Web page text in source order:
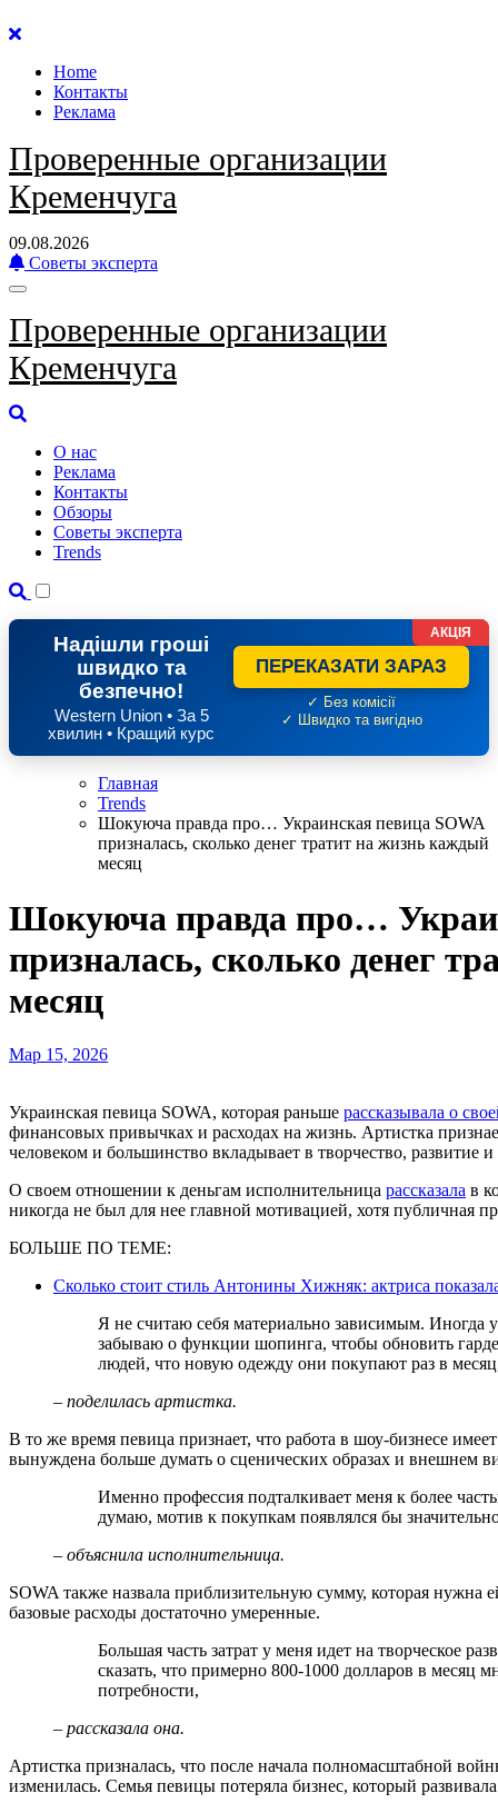
Перейти
содержанию
Home
Контакты
Реклама
Проверенные организации
Кременчуга
09.08.2026
Советы эксперта
Проверенные организации
Кременчуга
О нас
Реклама
Контакты
Обзоры
Советы эксперта
Trends
Надішли гроші
швидко та
безпечно!
Western Union • За 5
хвилин • Кращий курс
ПЕРЕКАЗАТИ ЗАРАЗ
✓ Без комісії
✓ Швидко та вигідно
АКЦІЯ
Главная
Trends
Шокуюча правда про… Украинская певица SOWA
призналась, сколько денег тратит на жизнь каждый
месяц
Шокуюча правда про…
призналась, сколько денег
месяц
Мар 15, 2026
Украинская певица SOWA, которая раньше рассказывала о
финансовых привычках и расходах на жизнь. Артистка
человеком и большинство вкладывает в творчество, развитие и
О своем отношении к деньгам исполнительница рассказала в
никогда не был для нее главной мотивацией, хотя публичная
БОЛЬШЕ ПО ТЕМЕ:
Сколько стоит стиль Антонины Хижняк: актриса
Я не считаю себя материально зависимым. Иногда у меня даже бывает такое, что я просто
забываю о функции шопинга, чтобы обновить
людей, что новую одежду они покупают раз в
– поделилась артистка.
В то же время певица признает, что работа в шоу-бизнесе
вынуждена больше думать о сценических образах и внешнем
Именно профессия подталкивает меня к более частым обновлениям, хотя если бы не она,
думаю, мотив к покупкам появлялся бы
– объяснила исполнительница.
SOWA также назвала приблизительную сумму, которая
базовые расходы достаточно умеренные.
Большая часть затрат у меня идет на творческое развитие и базовые потребности жизни. Могу
сказать, что примерно 800-1000 долларов в месяц
потребности,
– рассказала она.
Артистка призналась, что после начала полномасштабной
изменилась. Семья певицы потеряла бизнес, который